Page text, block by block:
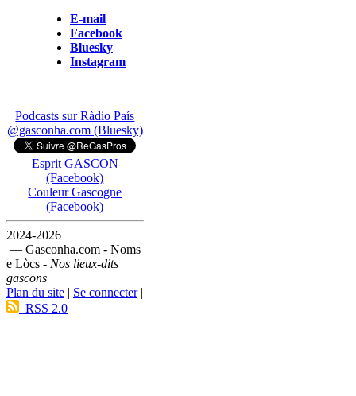
E-mail
Facebook
Bluesky
Instagram
Podcasts sur Ràdio País
@gasconha.com (Bluesky)
Esprit GASCON
(Facebook)
Couleur Gascogne
(Facebook)
2024-2026
— Gasconha.com - Noms
e Lòcs - Nos lieux-dits
gascons
Plan du site | Se connecter|
RSS 2.0